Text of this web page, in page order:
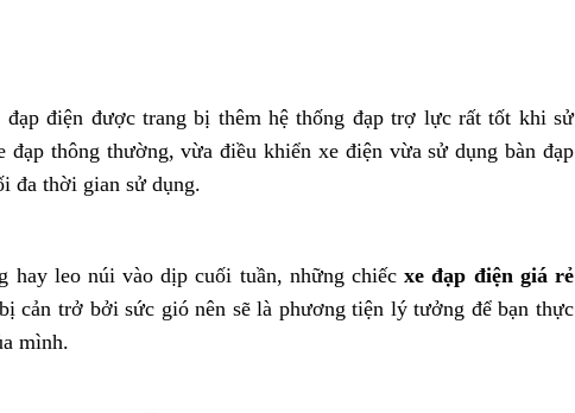
điện được trang bị thêm hệ thống đạp trợ lực rất tốt khi sử
thông thường, vừa điều khiển xe điện vừa sử dụng bàn đạp
đa thời gian sử dụng.
hay leo núi vào dịp cuối tuần, những chiếcxe đạp điện giá rẻ
cản trở bởi sức gió nên sẽ là phương tiện lý tưởng để bạn thực
mình.